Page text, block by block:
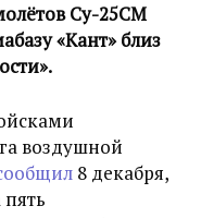
Су-25СМ
«Кант» близ
воздушной
8 декабря,